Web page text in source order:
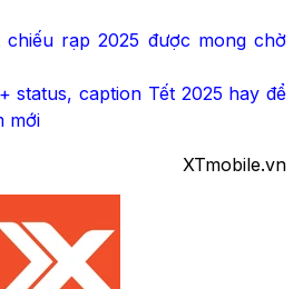
chiếu rạp 2025 được mong chờ
status, caption Tết 2025 hay để
mới
XTmobile.vn